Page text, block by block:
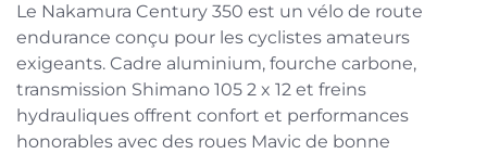
Le Nakamura Century 350 est un vélo de route
endurance conçu pour les cyclistes amateurs
exigeants. Cadre aluminium, fourche carbone,
transmission Shimano 105 2 x 12 et freins
hydrauliques offrent confort et performances
honorables avec des roues Mavic de bonne